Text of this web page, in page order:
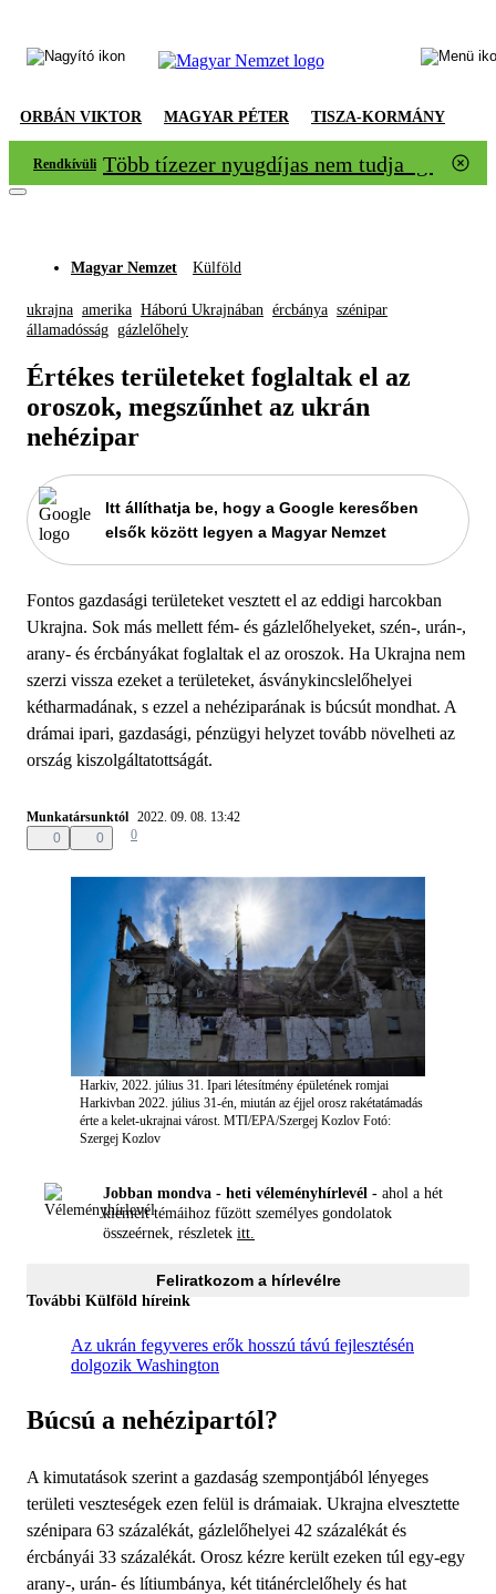
ORBÁN VIKTOR MAGYAR PÉTER TISZA-KORMÁNY
Rendkívüli Több tízezer nyugdíjas nem tudja igazolni
Magyar Nemzet Külföld
ukrajna amerika Háború Ukrajnában ércbánya szénipar
államadósság gázlelőhely
Értékes területeket foglaltak el az
oroszok, megszűnhet az ukrán
nehézipar
Itt állíthatja be, hogy a Google keresőben
elsők között legyen a Magyar Nemzet
Fontos gazdasági területeket vesztett el az eddigi harcokban
Ukrajna. Sok más mellett fém- és gázlelőhelyeket, szén-, urán-,
arany- és ércbányákat foglaltak el az oroszok. Ha Ukrajna nem
szerzi vissza ezeket a területeket, ásványkincslelőhelyei
kétharmadának, s ezzel a nehéziparának is búcsút mondhat. A
drámai ipari, gazdasági, pénzügyi helyzet tovább növelheti az
ország kiszolgáltatottságát.
Munkatársunktól 2022. 09. 08. 13:42
0
0 0
Harkiv, 2022. július 31. Ipari létesítmény épületének romjai
Harkivban 2022. július 31-én, miután az éjjel orosz rakétatámadás
érte a kelet-ukrajnai várost. MTI/EPA/Szergej Kozlov Fotó:
Szergej Kozlov
Jobban mondva - heti véleményhírlevél - ahol a hét
kiemelt témáihoz fűzött személyes gondolatok
összeérnek, részletek itt.
Feliratkozom a hírlevélre
További Külföld híreink
Az ukrán fegyveres erők hosszú távú fejlesztésén
dolgozik Washington
Búcsú a nehézipartól?
A kimutatások szerint a gazdaság szempontjából lényeges
területi veszteségek ezen felül is drámaiak. Ukrajna elvesztette
szénipara 63 százalékát, gázlelőhelyei 42 százalékát és
ércbányái 33 százalékát. Orosz kézre került ezeken túl egy-egy
arany-, urán- és lítiumbánya, két titánérclelőhely és hat